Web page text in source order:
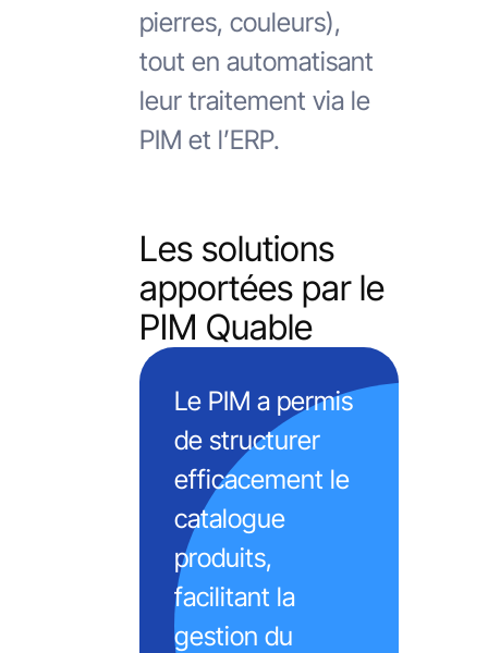
pierres, couleurs),
tout en automatisant
leur traitement via le
PIM et l’ERP.
Les solutions
apportées par le
PIM Quable
Le PIM a permis
de structurer
efficacement le
catalogue
produits,
facilitant la
gestion du